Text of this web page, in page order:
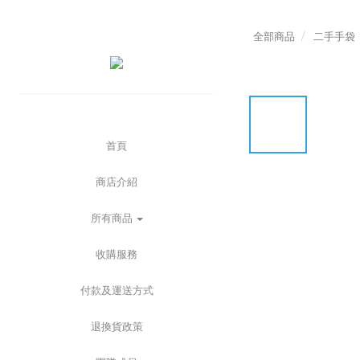
首頁
商店介紹
所有商品
收購服務
付款及運送方式
退換貨政策
全部商品 二手手袋